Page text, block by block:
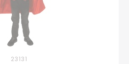
23131